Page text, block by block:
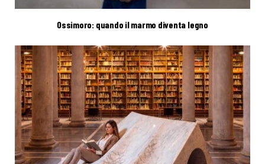
Ossimoro: quando il marmo diventa legno